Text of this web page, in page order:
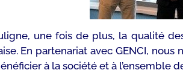
une fois de plus, la qualité
En partenariat avec GENCI,
à la société et à l’ensemble